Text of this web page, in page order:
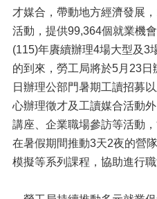
才媒合，帶動地方經濟發展
活動，提供99,364個就業機
(115)年賡續辦理4場大型及3
的到來，勞工局將於5月23
日辦理公部門暑期工讀招募
心辦理徵才及工讀媒合活動
講座、企業職場參訪等活動
在暑假期間推動3天2夜的營
模擬等系列課程，協助進行